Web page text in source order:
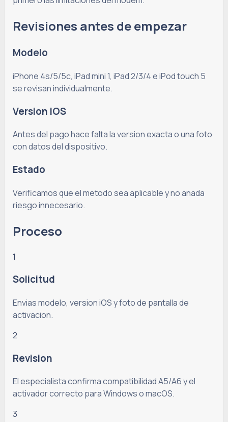
Revisiones antes de empezar
Modelo
iPhone 4s/5/5c, iPad mini 1, iPad 2/3/4 e iPod touch 5
se revisan individualmente.
Version iOS
Antes del pago hace falta la version exacta o una foto
con datos del dispositivo.
Estado
Verificamos que el metodo sea aplicable y no anada
riesgo innecesario.
Proceso
1
Solicitud
Envias modelo, version iOS y foto de pantalla de
activacion.
2
Revision
El especialista confirma compatibilidad A5/A6 y el
activador correcto para Windows o macOS.
3